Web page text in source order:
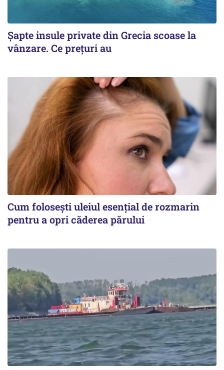
Șapte insule private din Grecia scoase la
vânzare. Ce prețuri au
Cum folosești uleiul esențial de rozmarin
pentru a opri căderea părului